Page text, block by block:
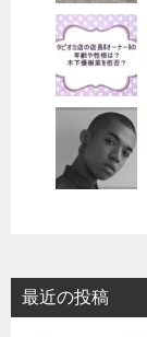
最近の投稿